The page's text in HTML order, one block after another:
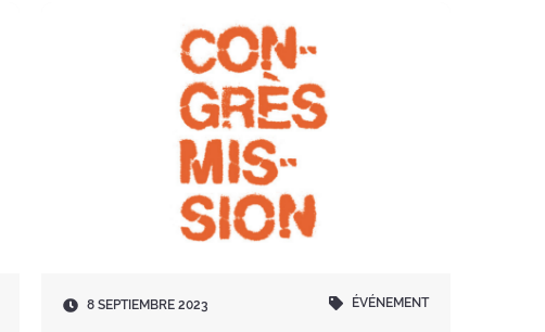
Fecha
8 SEPTIEMBRE 2023 ÉVÉNEMENT